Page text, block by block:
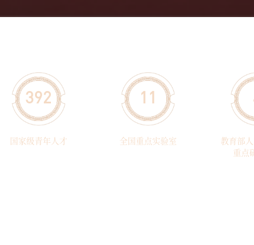
392
国家级青年人才
11
全国重点实验室
教育部
重点